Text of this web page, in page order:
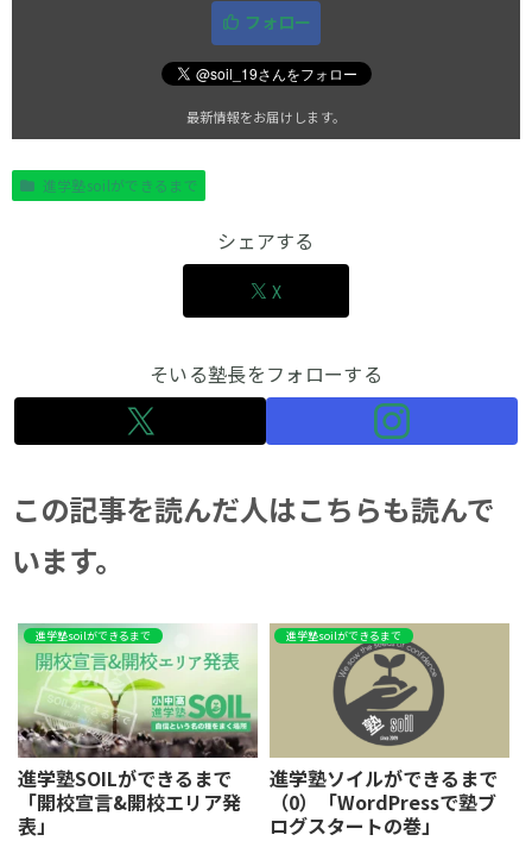
フォロー
最新情報をお届けします。
進学塾soilができるまで
シェアする
X
そいる塾長をフォローする
この記事を読んだ人はこちらも読んで
います。
進学塾soilができるまで
進学塾SOILができるまで
「開校宣言&開校エリア発
表」
進学塾soilができるまで
進学塾ソイルができるまで
（0）「WordPressで塾ブ
ログスタートの巻」